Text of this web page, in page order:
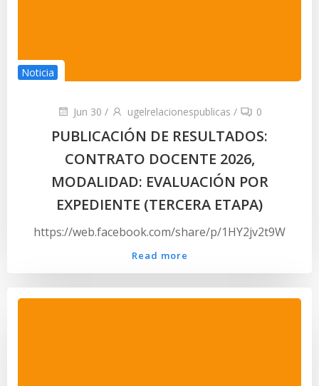
Noticia
Jun 30 / ugelrelacionespublicas / 0
PUBLICACIÓN DE RESULTADOS:
CONTRATO DOCENTE 2026,
MODALIDAD: EVALUACIÓN POR
EXPEDIENTE (TERCERA ETAPA)
https://web.facebook.com/share/p/1HY2jv2t9W
Read more